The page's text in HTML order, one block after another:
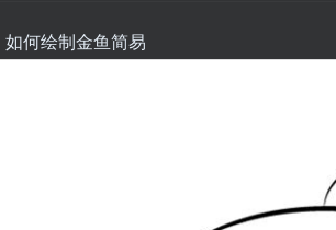
如何绘制金鱼简易